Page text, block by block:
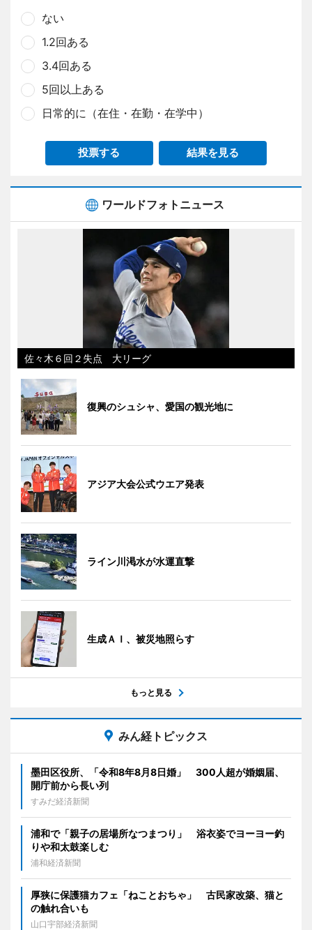
ない
1.2回ある
3.4回ある
5回以上ある
日常的に（在住・在勤・在学中）
投票する 結果を見る
ワールドフォトニュース
佐々木６回２失点 大リーグ
復興のシュシャ、愛国の観光地に
アジア大会公式ウエア発表
ライン川渇水が水運直撃
生成ＡＩ、被災地照らす
もっと見る
みん経トピックス
墨田区役所、「令和8年8月8日婚」 300人超が婚姻届、
開庁前から長い列
すみだ経済新聞
浦和で「親子の居場所なつまつり」 浴衣姿でヨーヨー釣
りや和太鼓楽しむ
浦和経済新聞
厚狭に保護猫カフェ「ねことおちゃ」 古民家改築、猫と
の触れ合いも
山口宇部経済新聞